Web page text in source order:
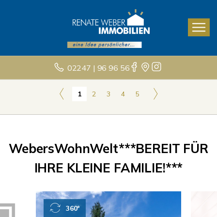
02247 | 96 96 56
1 2 3 4 5
WebersWohnWelt***BEREIT FÜR
IHRE KLEINE FAMILIE!***
360°